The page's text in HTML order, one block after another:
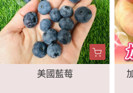
美國藍莓